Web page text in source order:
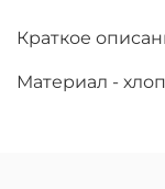
Краткое
Материал -